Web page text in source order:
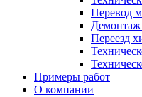
Перевод
Демонтаж
Переезд
Примеры работ
О компании